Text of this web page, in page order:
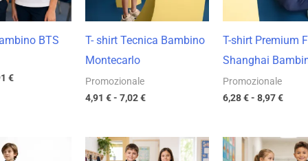
BTS
€
T- shirt Tecnica Bambino
Montecarlo
Promozionale
4,91 €- 7,02€
T-shirt Premium
Shanghai
Promozionale
6,28€- 8,97€
di
Fascia
di
di